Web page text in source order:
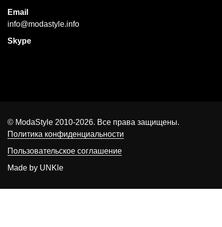
Email
info@modastyle.info
Skype
© ModaStyle 2010-2026. Все права защищены.
Политика конфиденциальности
Пользовательское соглашение
Made by UNKle